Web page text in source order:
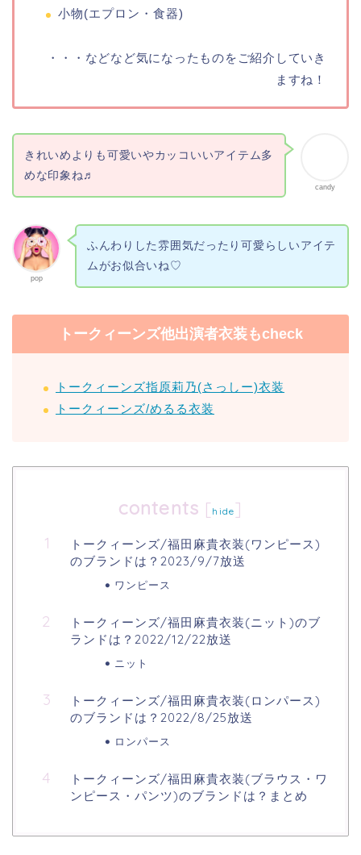
小物(エプロン・食器)
・・・などなど気になったものをご紹介していき
ますね！
candy
きれいめよりも可愛いやカッコいいアイテム多
めな印象ね♬
pop
ふんわりした雰囲気だったり可愛らしいアイテ
ムがお似合いね♡
トークィーンズ他出演者衣装もcheck
トークィーンズ指原莉乃(さっしー)衣装
トークィーンズ/めるる衣装
contents [ hide]
トークィーンズ/福田麻貴衣装(ワンピース)
のブランドは？2023/9/7放送
ワンピース
トークィーンズ/福田麻貴衣装(ニット)のブ
ランドは？2022/12/22放送
ニット
トークィーンズ/福田麻貴衣装(ロンパース)
のブランドは？2022/8/25放送
ロンパース
トークィーンズ/福田麻貴衣装(ブラウス・ワ
ンピース・パンツ)のブランドは？まとめ